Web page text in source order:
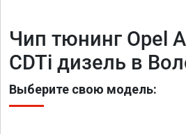
Чип тюнинг Opel
CDTi дизель в
Выберите свою модель: